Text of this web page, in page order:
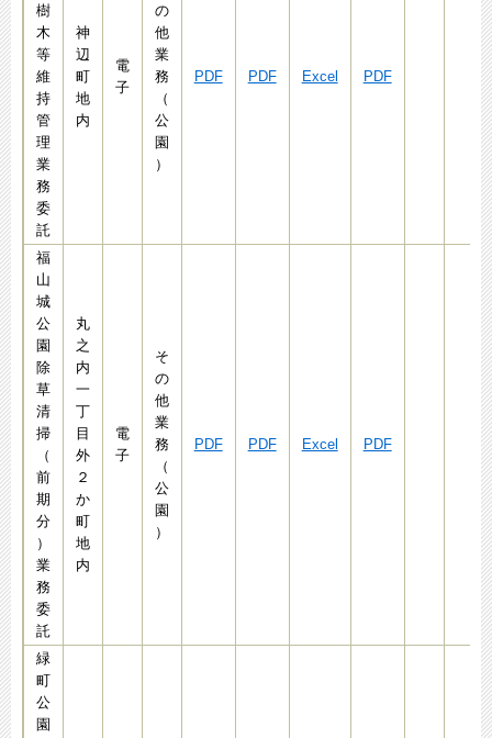
樹
木
等
維
持
管
理
業
務
委
託
神
辺
町
地
内
電
子
の
他
業
務
（
公
園
）
PDF PDF Excel PDF
福
山
城
公
園
除
草
清
掃
（
前
期
分
）
業
務
委
託
丸
之
内
一
丁
目
外
２
か
町
地
内
電
子
そ
の
他
業
務
（
公
園
）
PDF PDF Excel PDF
緑
町
公
園